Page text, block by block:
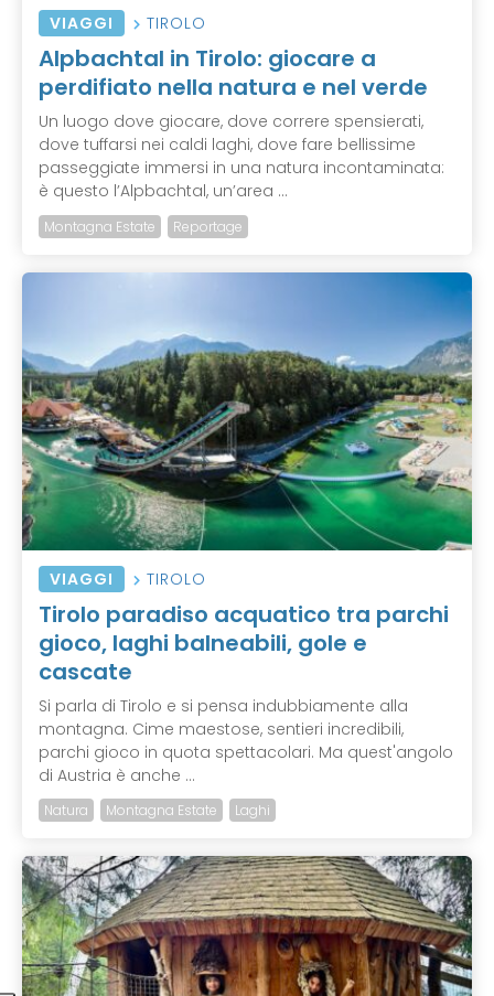
VIAGGI TIROLO
Alpbachtal in Tirolo: giocare a
perdifiato nella natura e nel verde
Un luogo dove giocare, dove correre spensierati,
dove tuffarsi nei caldi laghi, dove fare bellissime
passeggiate immersi in una natura incontaminata:
è questo l’Alpbachtal, un’area ...
Montagna Estate Reportage
VIAGGI TIROLO
Tirolo paradiso acquatico tra parchi
gioco, laghi balneabili, gole e
cascate
Si parla di Tirolo e si pensa indubbiamente alla
montagna. Cime maestose, sentieri incredibili,
parchi gioco in quota spettacolari. Ma quest'angolo
di Austria è anche ...
Natura Montagna Estate Laghi